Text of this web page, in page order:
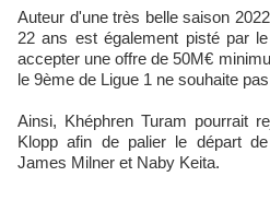
Auteur d'une très belle saison
22 ans est également pisté par
accepter une offre de 50M€
le 9ème de Ligue 1 ne souhaite
Ainsi, Khéphren Turam pourrait
Klopp afin de palier le départ
James Milner et Naby Keita.